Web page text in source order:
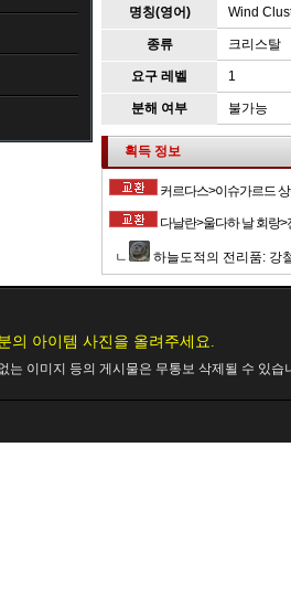
명칭(영어) Wind
종류 크리스탈
요구 레벨 1
분해 여부 불가능
획득 정보
커르다스>이슈가르드
다날란>울다하 날 회랑>
ㄴ 하늘도적의 전리품: 강